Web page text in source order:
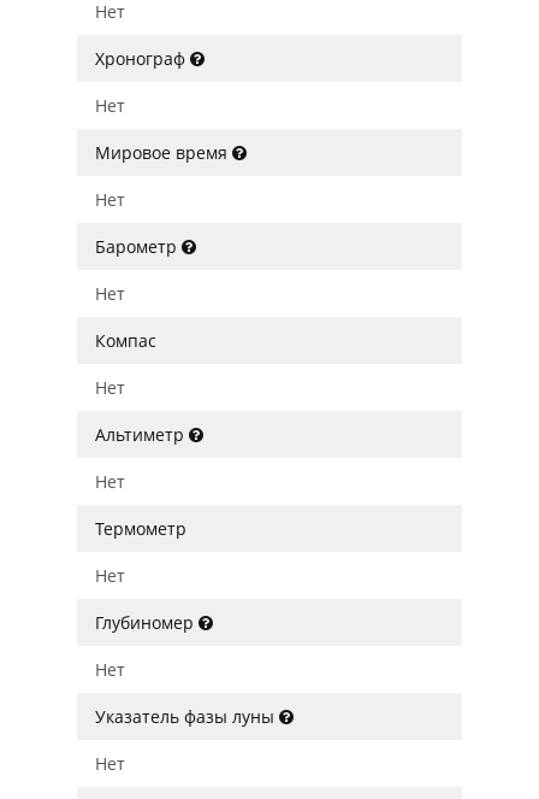
Нет
Хронограф
Нет
Мировое время
Нет
Барометр
Нет
Компас
Нет
Альтиметр
Нет
Термометр
Нет
Глубиномер
Нет
Указатель фазы луны
Нет